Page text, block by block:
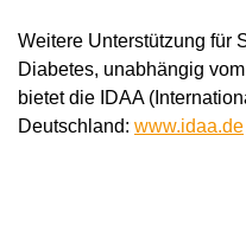
Weitere Unterstützung für
Diabetes, unabhängig
bietet die IDAA
Deutschland: www.idaa.de